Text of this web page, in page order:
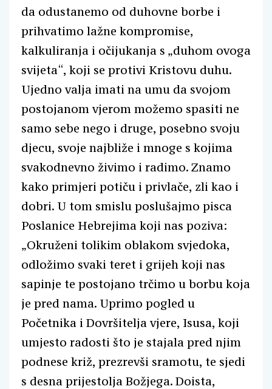
da odustanemo od duhovne borbe i
prihvatimo lažne kompromise,
kalkuliranja i očijukanja s „duhom ovoga
svijeta“, koji se protivi Kristovu duhu.
Ujedno valja imati na umu da svojom
postojanom vjerom možemo spasiti ne
samo sebe nego i druge, posebno svoju
djecu, svoje najbliže i mnoge s kojima
svakodnevno živimo i radimo. Znamo
kako primjeri potiču i privlače, zli kao i
dobri. U tom smislu poslušajmo pisca
Poslanice Hebrejima koji nas poziva:
„Okruženi tolikim oblakom svjedoka,
odložimo svaki teret i grijeh koji nas
sapinje te postojano trčimo u borbu koja
je pred nama. Uprimo pogled u
Početnika i Dovršitelja vjere, Isusa, koji
umjesto radosti što je stajala pred njim
podnese križ, prezrevši sramotu, te sjedi
s desna prijestolja Božjega. Doista,